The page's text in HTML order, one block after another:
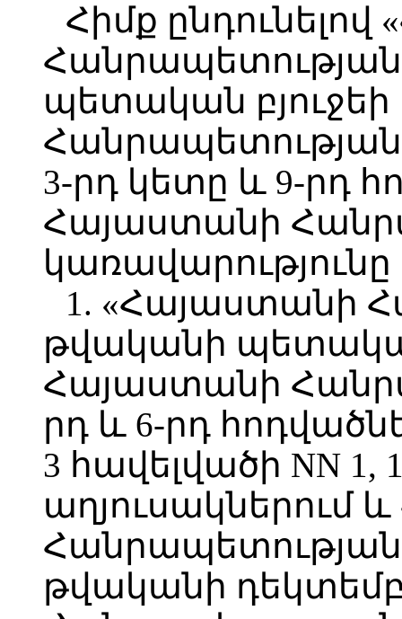
Հիմք
Հանրապետության
պետական
Հանրապետության
3-րդ կետը և 9-րդ
Հայաստանի
կառավարությունը
1. «Հայաստանի
թվականի
Հայաստանի
րդ և 6-րդ
3 հավելվածի NN 1,
աղյուսակներում
Հանրապետության
թվականի